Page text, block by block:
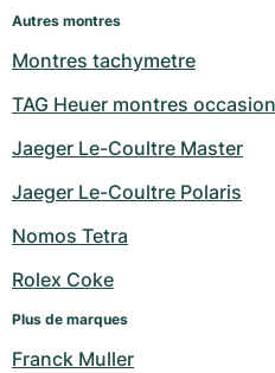
Autres montres
Montres tachymetre
TAG Heuer montres occasion
Jaeger Le-Coultre Master
Jaeger Le-Coultre Polaris
Nomos Tetra
Rolex Coke
Plus de marques
Franck Muller